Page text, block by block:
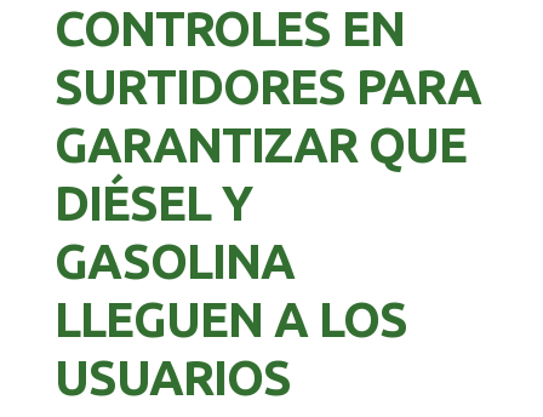
CONTROLES EN
SURTIDORES PARA
GARANTIZAR QUE
DIÉSEL Y
GASOLINA
LLEGUEN A LOS
USUARIOS